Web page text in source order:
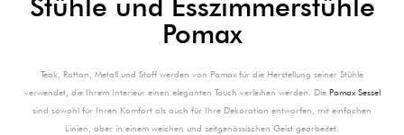
Pomax
Teak, Rattan, Metall und Stoff werden von Pomax für die Herstellung seiner Stühle
verwendet, die Ihrem Interieur einen eleganten Touch verleihen werden. Die Pomax Sessel
sind sowohl für Ihren Komfort als auch für Ihre Dekoration entworfen, mit einfachen
Linien, aber in einem weichen und zeitgenössischen Geist gearbeitet.